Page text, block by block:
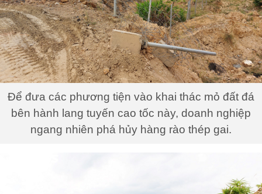
Để đưa các phương tiện vào khai thác mỏ đất đá
bên hành lang tuyến cao tốc này, doanh nghiệp
ngang nhiên phá hủy hàng rào thép gai.